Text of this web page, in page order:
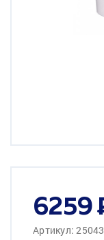
6259
Артикул: 25043